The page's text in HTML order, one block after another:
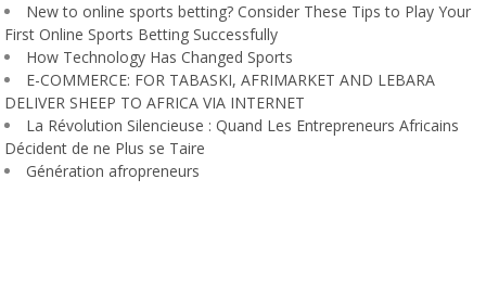
New to online sports betting? Consider These Tips to Play Your
First Online Sports Betting Successfully
How Technology Has Changed Sports
E-COMMERCE: FOR TABASKI, AFRIMARKET AND LEBARA
DELIVER SHEEP TO AFRICA VIA INTERNET
La Révolution Silencieuse : Quand Les Entrepreneurs Africains
Décident de ne Plus se Taire
Génération afropreneurs